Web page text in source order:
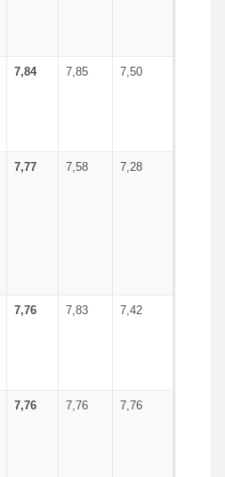
7,84 7,85 7,50
7,77 7,58 7,28
7,76 7,83 7,42
7,76 7,76 7,76